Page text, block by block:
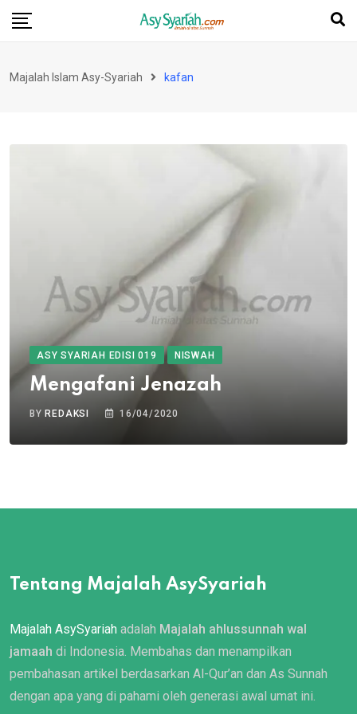
Skip
Majalah Islam Asy-Syariah kafan
ASY SYARIAH EDISI 019 NISWAH
Mengafani Jenazah
BYREDAKSI 16/04/2020
Tentang Majalah AsySyariah
Majalah AsySyariah adalah Majalah ahlussunnah wal
jamaah di Indonesia. Membahas dan menampilkan
pembahasan artikel berdasarkan Al-Qur’an dan As Sunnah
dengan apa yang di pahami oleh generasi awal umat ini.